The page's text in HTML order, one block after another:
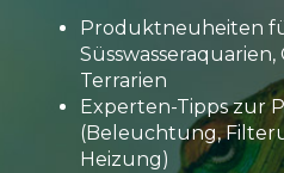
Produktneuheiten
Terrarien
Experten-Tipps zur
(Beleuchtung,
Heizung)